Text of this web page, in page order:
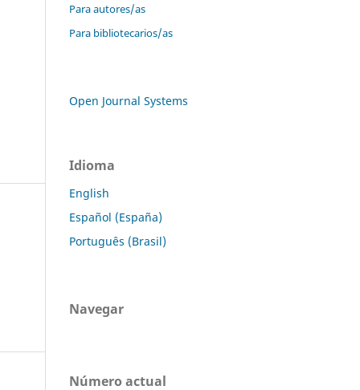
Para autores/as
Para bibliotecarios/as
Open Journal Systems
Idioma
English
Español (España)
Português (Brasil)
Navegar
Número actual